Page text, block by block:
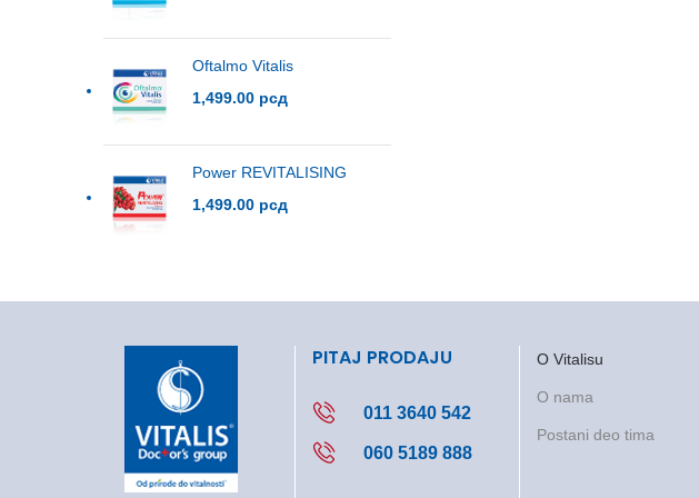
Oftalmo Vitalis
1,499.00 рсд
Power REVITALISING
1,499.00 рсд
PITAJ PRODAJU
011 3640 542
060 5189 888
O Vitalisu
O nama
Postani deo tima